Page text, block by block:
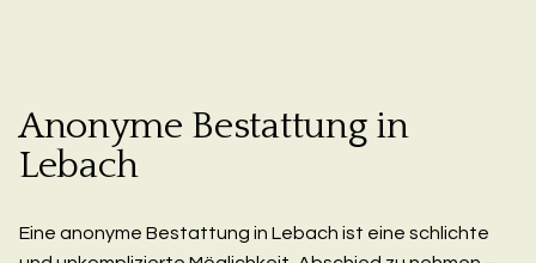
Anonyme Bestattung in
Lebach
Eine anonyme Bestattung in Lebach ist eine schlichte